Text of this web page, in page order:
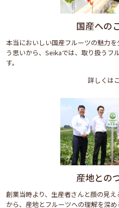
国産への
本当においしい国産フルーツの魅力
う思いから、Seikaでは、取り扱うフ
す。
詳しくは
産地との
創業当時より、生産者さんと顔の見
から、産地とフルーツへの理解を深